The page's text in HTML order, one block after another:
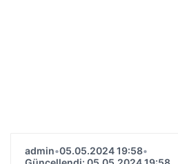
admin•05.05.2024 19:58•